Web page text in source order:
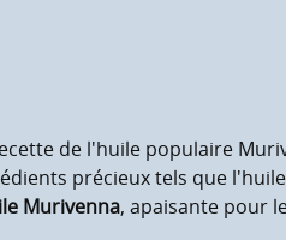
de l'huile populaire
précieux tels que
Murivenna, apaisante pour